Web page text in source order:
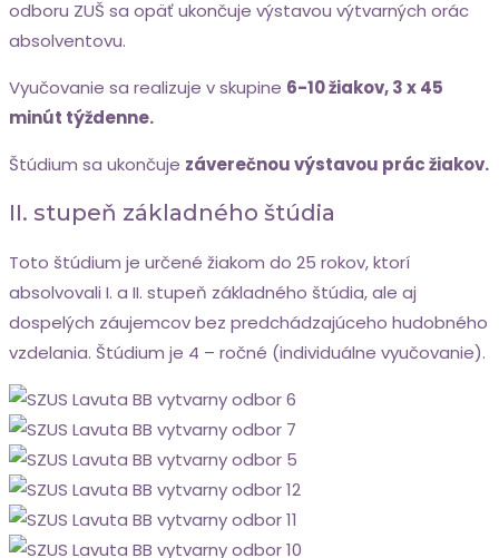
odboru ZUŠ sa opäť ukončuje výstavou výtvarných orác
absolventovu.
Vyučovanie sa realizuje v skupine 6-10 žiakov, 3 x 45
minút týždenne.
Štúdium sa ukončuje záverečnou výstavou prác žiakov.
II. stupeň základného štúdia
Toto štúdium je určené žiakom do 25 rokov, ktorí
absolvovali I. a II. stupeň základného štúdia, ale aj
dospelých záujemcov bez predchádzajúceho hudobného
vzdelania. Štúdium je 4 – ročné (individuálne vyučovanie).